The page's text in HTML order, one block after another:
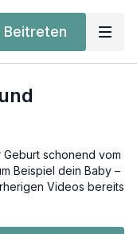
Beitreten
schonend vom
Beispiel dein Baby –
Videos bereits
für deine